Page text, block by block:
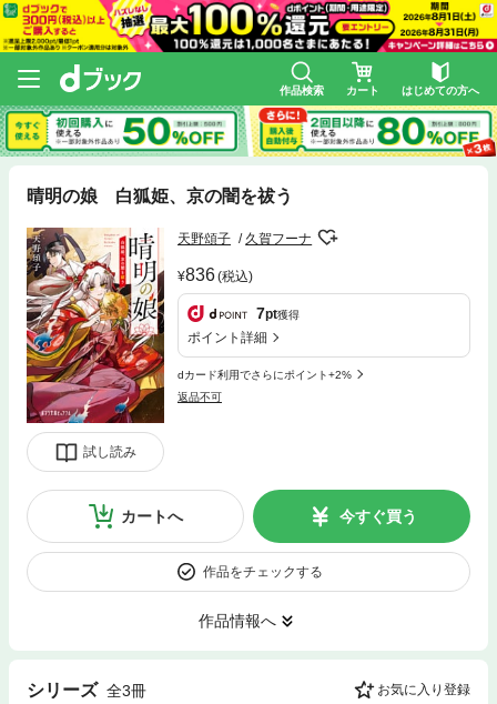
作品検索 カート はじめての方へ
晴明の娘 白狐姫、京の闇を祓う
試し読み
天野頌子 久賀フーナ
836(税込)
7pt獲得
ポイント詳細
dカード利用でさらにポイント+2%
返品不可
カートへ 今すぐ買う
作品をチェックする
作品情報へ
シリーズ 全3冊 お気に入り登録